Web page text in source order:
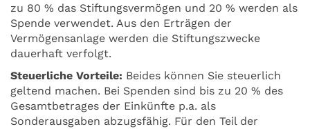
zu 80 % das Stiftungsvermögen und 20 % werden als
Spende verwendet. Aus den Erträgen der
Vermögensanlage werden die Stiftungszwecke
dauerhaft verfolgt.
Steuerliche Vorteile: Beides können Sie steuerlich
geltend machen. Bei Spenden sind bis zu 20 % des
Gesamtbetrages der Einkünfte p.a. als
Sonderausgaben abzugsfähig. Für den Teil der